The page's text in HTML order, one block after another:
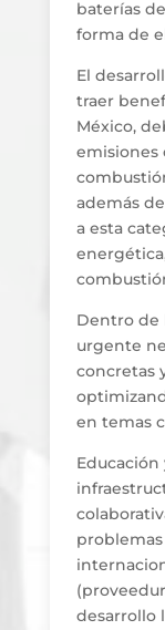
baterías
forma de
El
traer
México,
emisiones
además
a esta
Dentro de
urgente
concretas
en temas
desarrollo